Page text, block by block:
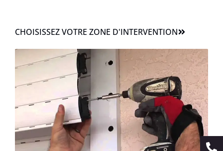
CHOISISSEZ VOTRE ZONE D'INTERVENTION